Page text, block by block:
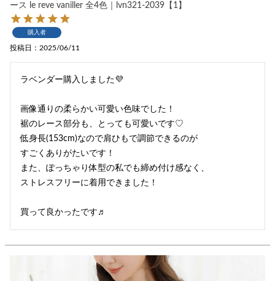
ース le reve vaniller 全4色｜lvn321-2039【1】
購入者
投稿日 2025/06/11
ラベンダー購入しました💜
画像通りの柔らかい可愛い色味でした！
裾のレース部分も、とっても可愛いです♡
低身長(153cm)なので肩ひもで調節できるのが
すごくありがたいです！
また、ぽっちゃり体型の私でも締め付け感なく、
ストレスフリーに着用できました！
買って良かったです♬